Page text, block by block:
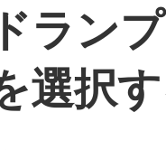
検索
ジア
ラン
選択